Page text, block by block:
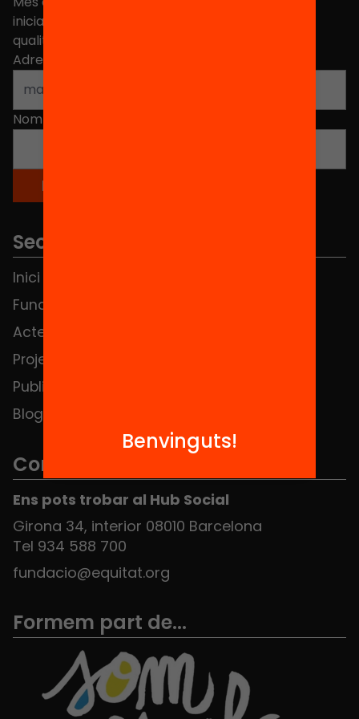
iniciatives, propostes i projectes per millorar la
qualitat de l'educació a Catalunya.
Adreça electrònica
Nom
Seccions
Inici
Fundació
Actes
Projectes
Publicacions i vídeos
Blog
Contacte
Ens pots trobar al Hub Social
Girona 34, interior 08010 Barcelona
Tel 934 588 700
fundacio@equitat.org
Formem part de...
Benvinguts!